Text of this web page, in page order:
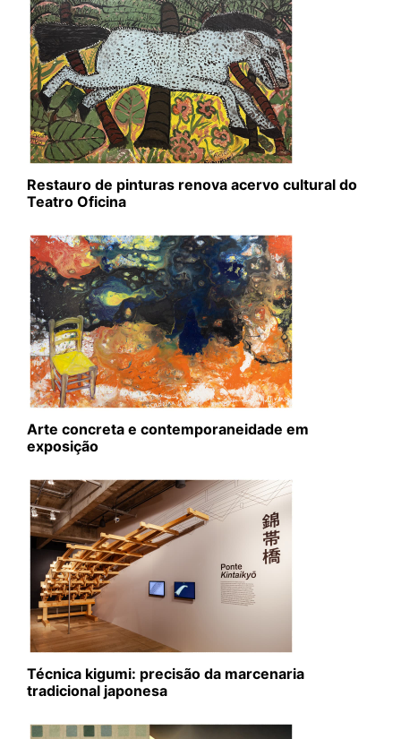
Restauro de pinturas renova acervo cultural do
Teatro Oficina
Arte concreta e contemporaneidade em
exposição
Técnica kigumi: precisão da marcenaria
tradicional japonesa